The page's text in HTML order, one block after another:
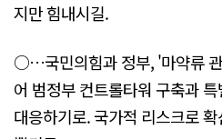
지만 힘내시길.
○…국민의힘과 정부, '마약류
어 범정부 컨트롤타워 구축과
대응하기로. 국가적 리스크로